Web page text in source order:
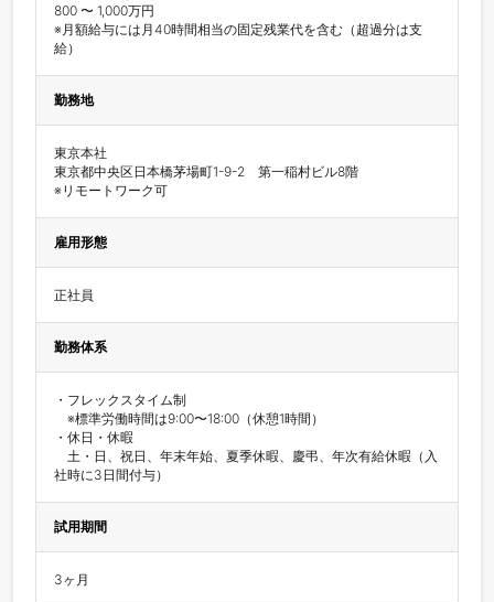
800 〜 1,000万円
※月額給与には月40時間相当の固定残業代を含む（超過分は支
給）
勤務地
東京本社
東京都中央区日本橋茅場町1-9-2　第一稲村ビル8階
※リモートワーク可
雇用形態
正社員
勤務体系
・フレックスタイム制
※標準労働時間は9:00〜18:00（休憩1時間）
・休日・休暇
土・日、祝日、年末年始、夏季休暇、慶弔、年次有給休暇（入
社時に3日間付与）
試用期間
3ヶ月